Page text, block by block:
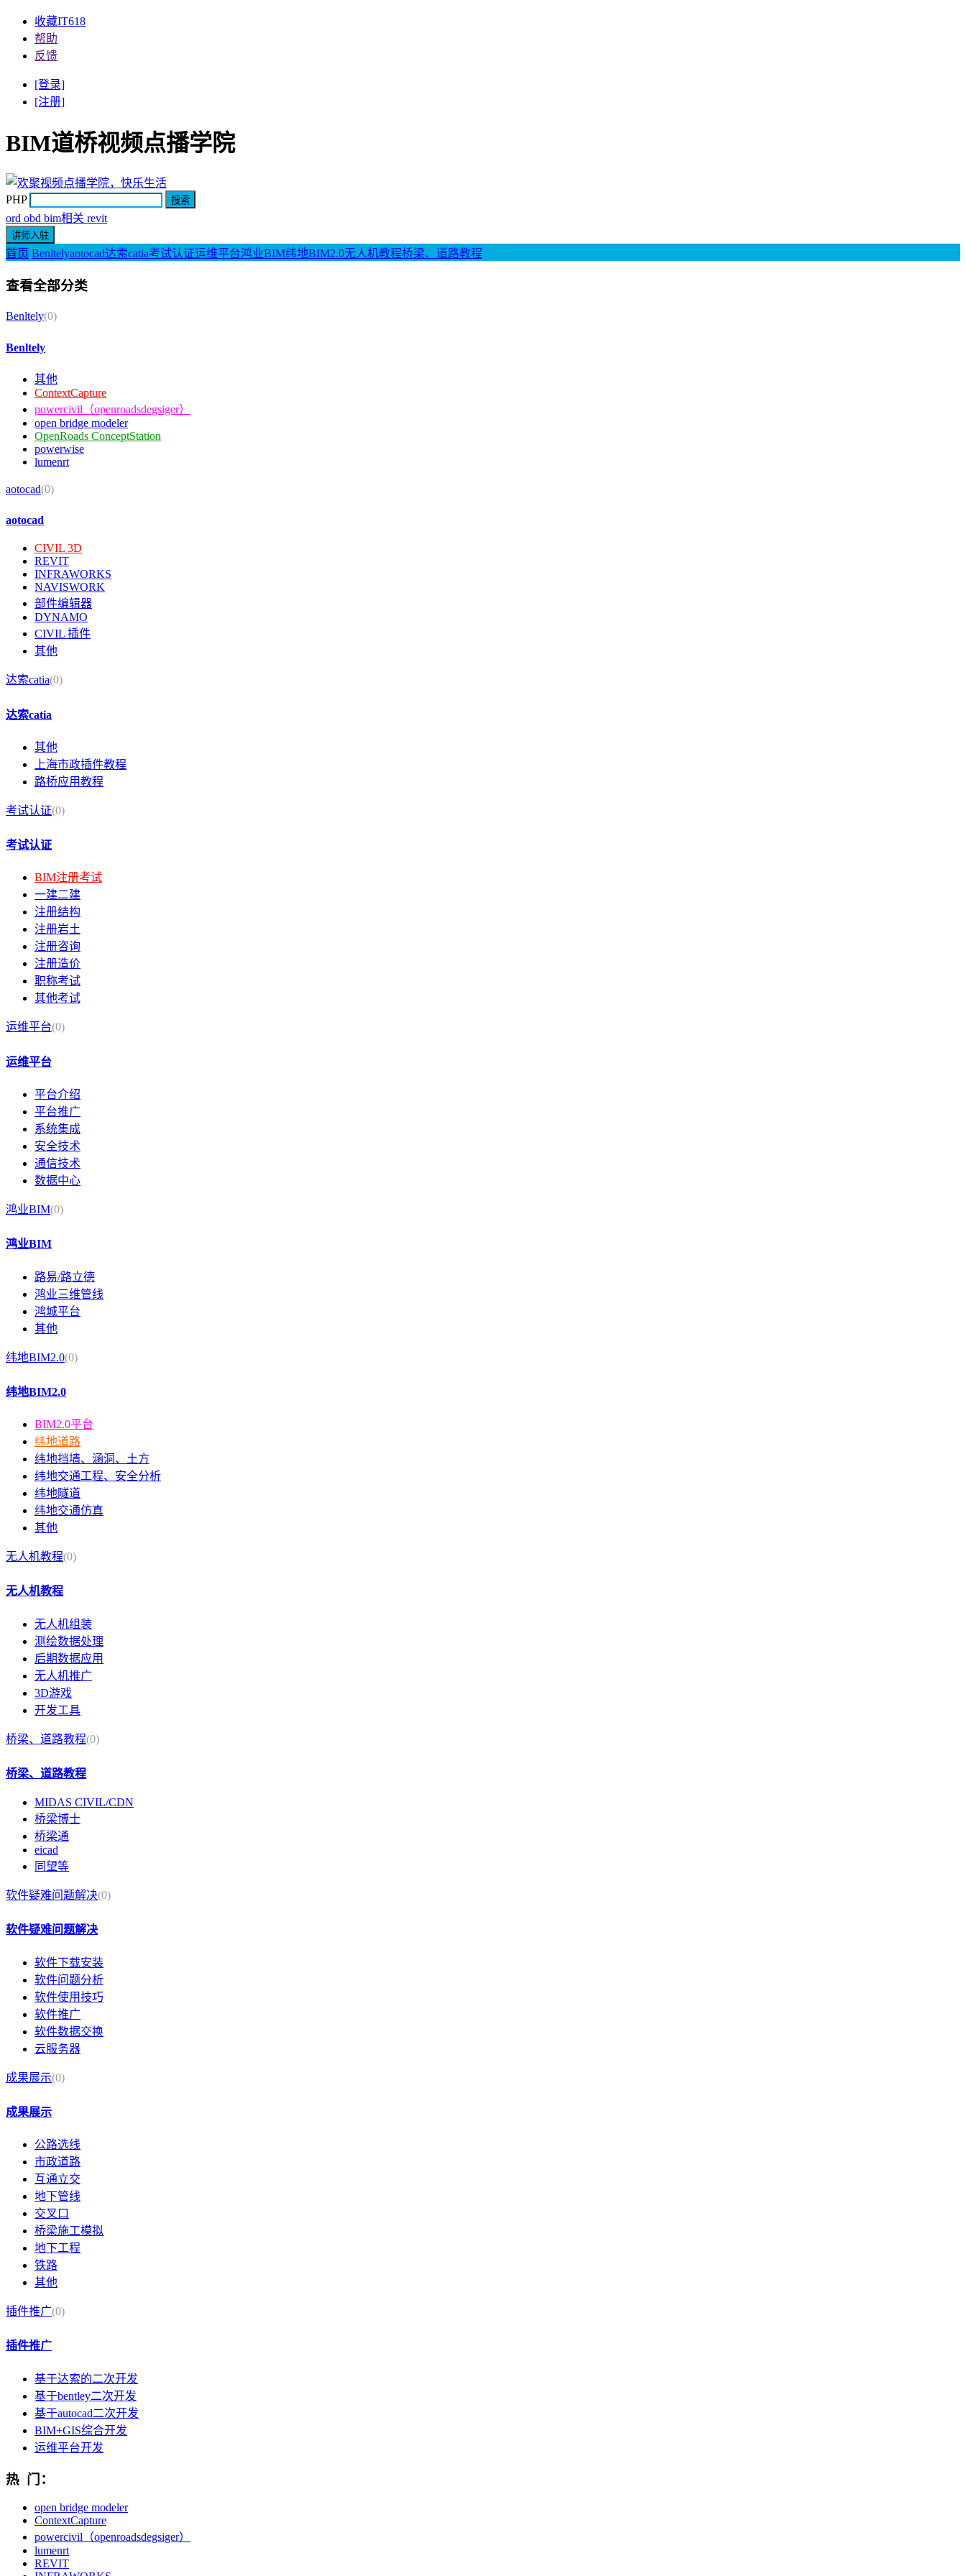
收藏IT618
帮助
反馈
[登录]
[注册]
BIM道桥视频点播学院
PHP
ord obd bim相关 revit
首页 Benltelyaotocad达索catia考试认证运维平台鸿业BIM纬地BIM2.0无人机教程桥梁、道路教程
查看全部分类
Benltely(0)
Benltely
其他
ContextCapture
powercivil（openroadsdegsiger）
open bridge modeler
OpenRoads ConceptStation
powerwise
lumenrt
aotocad(0)
aotocad
CIVIL 3D
REVIT
INFRAWORKS
NAVISWORK
部件编辑器
DYNAMO
CIVIL 插件
其他
达索catia(0)
达索catia
其他
上海市政插件教程
路桥应用教程
考试认证(0)
考试认证
BIM注册考试
一建二建
注册结构
注册岩土
注册咨询
注册造价
职称考试
其他考试
运维平台(0)
运维平台
平台介绍
平台推广
系统集成
安全技术
通信技术
数据中心
鸿业BIM(0)
鸿业BIM
路易/路立德
鸿业三维管线
鸿城平台
其他
纬地BIM2.0(0)
纬地BIM2.0
BIM2.0平台
纬地道路
纬地挡墙、涵洞、土方
纬地交通工程、安全分析
纬地隧道
纬地交通仿真
其他
无人机教程(0)
无人机教程
无人机组装
测绘数据处理
后期数据应用
无人机推广
3D游戏
开发工具
桥梁、道路教程(0)
桥梁、道路教程
MIDAS CIVIL/CDN
桥梁博士
桥梁通
eicad
同望等
软件疑难问题解决(0)
软件疑难问题解决
软件下载安装
软件问题分析
软件使用技巧
软件推广
软件数据交换
云服务器
成果展示(0)
成果展示
公路选线
市政道路
互通立交
地下管线
交叉口
桥梁施工模拟
地下工程
铁路
其他
插件推广(0)
插件推广
基于达索的二次开发
基于bentley二次开发
基于autocad二次开发
BIM+GIS综合开发
运维平台开发
热 门：
open bridge modeler
ContextCapture
powercivil（openroadsdegsiger）
lumenrt
REVIT